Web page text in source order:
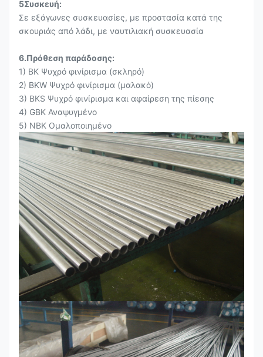
5Συσκευή:
Σε εξάγωνες συσκευασίες, με προστασία κατά της
σκουριάς από λάδι, με ναυτιλιακή συσκευασία
6.Πρόθεση παράδοσης:
1) BK Ψυχρό φινίρισμα (σκληρό)
2) BKW Ψυχρό φινίρισμα (μαλακό)
3) BKS Ψυχρό φινίρισμα και αφαίρεση της πίεσης
4) GBK Αναψυγμένο
5) NBK Ομαλοποιημένο